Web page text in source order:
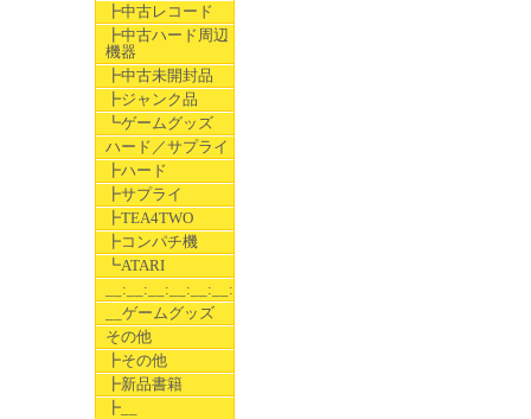
┣中古レコード
┣中古ハード周辺
機器
┣中古未開封品
┣ジャンク品
┗ゲームグッズ
ハード／サプライ
┣ハード
┣サプライ
┣TEA4TWO
┣コンパチ機
┗ATARI
__:__:__:__:__:__:__
__ゲームグッズ
その他
┣その他
┣新品書籍
┣__